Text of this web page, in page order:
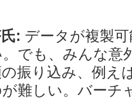
: データが複製
。でも、みんな意
振り込み、例え
難しい。バーチ